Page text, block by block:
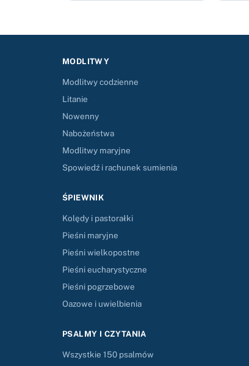
MODLITWY
Modlitwy codzienne
Litanie
Nowenny
Nabożeństwa
Modlitwy maryjne
Spowiedź i rachunek sumienia
ŚPIEWNIK
Kolędy i pastorałki
Pieśni maryjne
Pieśni wielkopostne
Pieśni eucharystyczne
Pieśni pogrzebowe
Oazowe i uwielbienia
PSALMY I CZYTANIA
Wszystkie 150 psalmów